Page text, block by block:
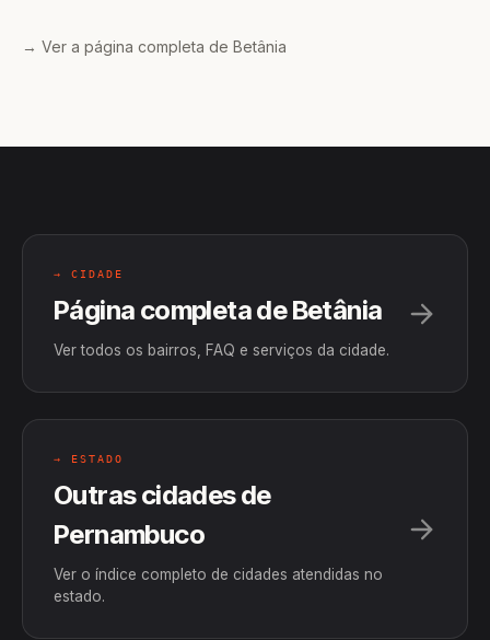
→ Ver a página completa de Betânia
→ CIDADE
Página completa de Betânia
Ver todos os bairros, FAQ e serviços da cidade.
→ ESTADO
Outras cidades de
Pernambuco
Ver o índice completo de cidades atendidas no
estado.